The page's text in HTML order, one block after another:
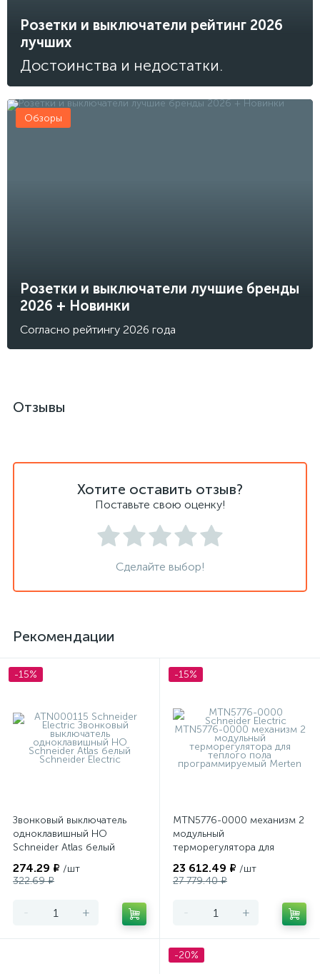
Розетки и выключатели рейтинг 2026
лучших
Достоинства и недостатки.
Розетки и выключатели лучшие бренды
2026 + Новинки
Согласно рейтингу 2026 года
Обзоры
Отзывы
Хотите оставить отзыв?
Поставьте свою оценку!
Сделайте выбор!
Рекомендации
-15%
Звонковый выключатель
одноклавишный НО
Schneider Atlas белый
274.29 ₽ /шт
322.69 ₽
- +
-15%
MTN5776-0000 механизм 2
модульный
терморегулятора для
программируемый Merten
23 612.49 ₽ /шт
27 779.40 ₽
- +
-20%